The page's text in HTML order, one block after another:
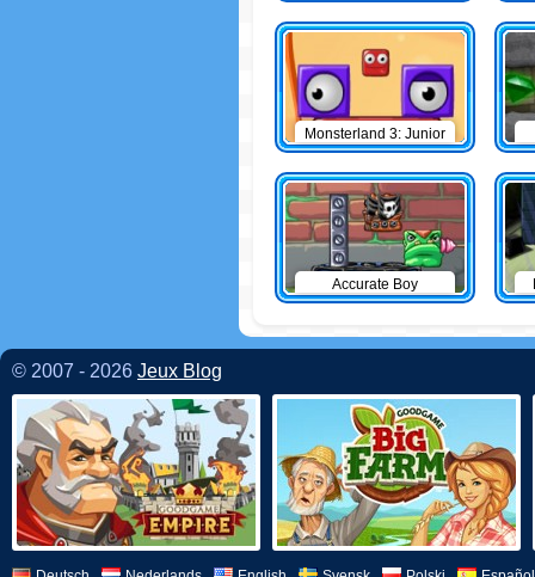
Monsterland 3: Junior
Returns
Accurate Boy
© 2007 - 2026 Jeux Blog